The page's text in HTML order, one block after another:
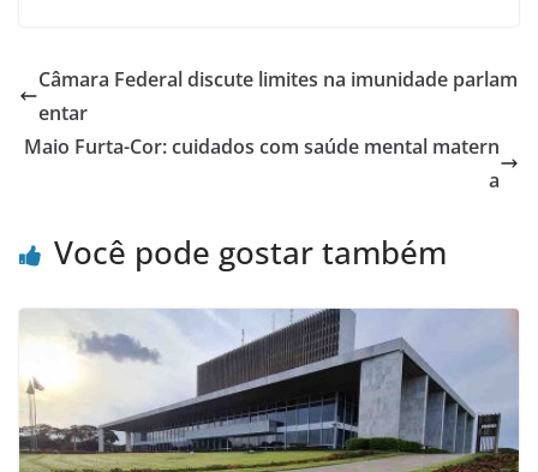
Câmara Federal discute limites na imunidade parlam
entar
Maio Furta-Cor: cuidados com saúde mental matern
a
Você pode gostar também